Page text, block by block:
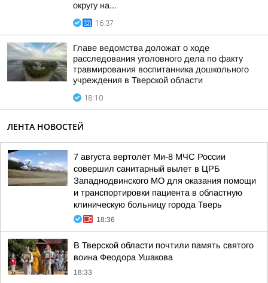
округу на...
16:37
Главе ведомства доложат о ходе
расследования уголовного дела по факту
травмирования воспитанника дошкольного
учреждения в Тверской области
18:10
ЛЕНТА НОВОСТЕЙ
7 августа вертолёт Ми-8 МЧС России
совершил санитарный вылет в ЦРБ
Западнодвинского МО для оказания помощи
и транспортировки пациента в областную
клиническую больницу города Тверь
18:36
В Тверской области почтили память святого
воина Феодора Ушакова
18:33